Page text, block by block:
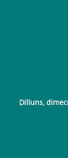
Dilluns,